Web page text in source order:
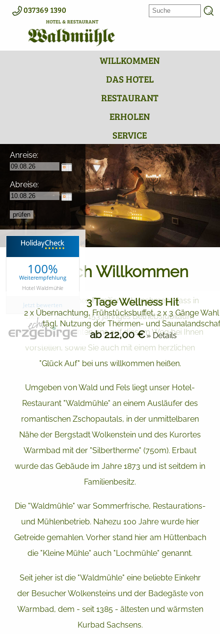
037369 1390
WILLKOMMEN
DAS HOTEL
RESTAURANT
ERHOLEN
SERVICE
Anreise:
Abreise:
100%
Weiterempfehlung
Hotel Waldmühle
Jetzt bewerten 3 Tage Wellness Hit
2 x Übernachtung, Frühstücksbuffet, 2 x 3 Gänge
tägl. Nutzung der Thermen- und
ab 212,00 €» Details
Herzlich Willkommen
Wir sind ein kleines Familienunternehmen, dass in
diesem Jahr sein 153 jähriges Betriebsjubiläum
begeht und möchten uns auf diesem Weg bei Ihnen
vorstellen, sowie Sie auch mit einem herzlichen
"Glück Auf" bei uns willkommen heißen.
Umgeben von Wald und Fels liegt unser Hotel-
Restaurant "Waldmühle" an einem Ausläufer des
romantischen Zschopautals, in der unmittelbaren
Nähe der Bergstadt Wolkenstein und des Kurortes
Warmbad mit der "Silbertherme" (750m). Erbaut
wurde das Gebäude im Jahre 1873 und ist seitdem in
Familienbesitz.
Die "Waldmühle" war Sommerfrische, Restaurations-
und Mühlenbetrieb. Nahezu 100 Jahre wurde hier
Getreide gemahlen. Vorher stand hier am Hüttenbach
die "Kleine Mühle" auch "Lochmühle" genannt.
Seit jeher ist die "Waldmühle" eine beliebte Einkehr
der Besucher Wolkensteins und der Badegäste von
Warmbad, dem - seit 1385 - ältesten und wärmsten
Kurbad Sachsens.